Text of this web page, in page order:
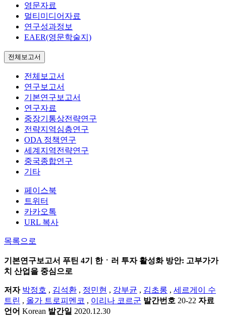
영문자료
멀티미디어자료
연구성과정보
EAER(영문학술지)
전체보고서
전체보고서
연구보고서
기본연구보고서
연구자료
중장기통상전략연구
전략지역심층연구
ODA 정책연구
세계지역전략연구
중국종합연구
기타
페이스북
트위터
카카오톡
URL 복사
목록으로
기본연구보고서 푸틴 4기 한ㆍ러 투자 활성화 방안: 고부가가
치 산업을 중심으로
저자 박정호 , 김석환 , 정민현 , 강부균 , 김초롱 , 세르게이 수
트린 , 올가 트로피멘코 , 이리나 코르군 발간번호 20-22 자료
언어 Korean 발간일 2020.12.30